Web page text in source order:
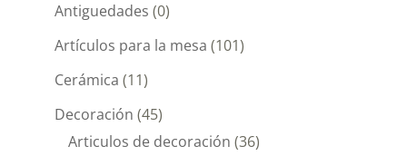
Antiguedades (0)
Artículos para la mesa (101)
Cerámica (11)
Decoración (45)
Articulos de decoración (36)